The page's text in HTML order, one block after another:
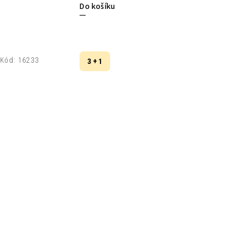
Do košíku
Kód: 16233 3 + 1